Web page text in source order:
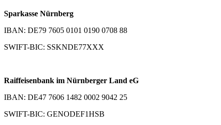
Sparkasse Nürnberg
IBAN: DE79 7605 0101 0190 0708 88
SWIFT-BIC: SSKNDE77XXX
Raiffeisenbank im Nürnberger Land eG
IBAN: DE47 7606 1482 0002 9042 25
SWIFT-BIC: GENODEF1HSB